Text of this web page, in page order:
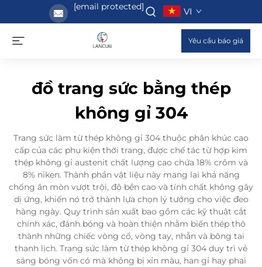
[email protected] VI
Yêu cầu báo giá
đồ trang sức bằng thép
không gỉ 304
Trang sức làm từ thép không gỉ 304 thuộc phân khúc cao
cấp của các phụ kiện thời trang, được chế tác từ hợp kim
thép không gỉ austenit chất lượng cao chứa 18% crôm và
8% niken. Thành phần vật liệu này mang lại khả năng
chống ăn mòn vượt trội, độ bền cao và tính chất không gây
dị ứng, khiến nó trở thành lựa chọn lý tưởng cho việc đeo
hàng ngày. Quy trình sản xuất bao gồm các kỹ thuật cắt
chính xác, đánh bóng và hoàn thiện nhằm biến thép thô
thành những chiếc vòng cổ, vòng tay, nhẫn và bông tai
thanh lịch. Trang sức làm từ thép không gỉ 304 duy trì vẻ
sáng bóng vốn có mà không bị xỉn màu, han gỉ hay phai